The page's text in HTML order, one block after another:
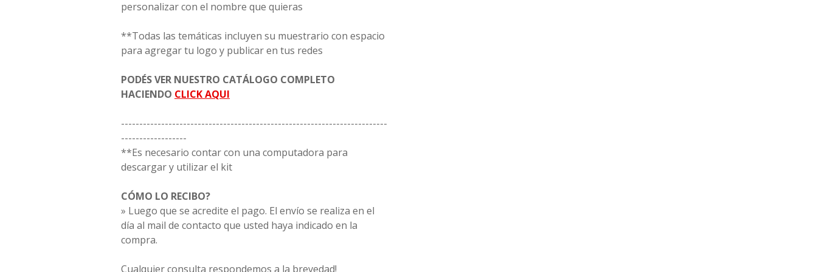
personalizar con el nombre que quieras
**Todas las temáticas incluyen su muestrario con espacio
para agregar tu logo y publicar en tus redes
PODÉS VER NUESTRO CATÁLOGO COMPLETO
HACIENDO CLICK AQUI
-------------------------------------------------------------------------
------------------
**Es necesario contar con una computadora para
descargar y utilizar el kit
CÓMO LO RECIBO?
» Luego que se acredite el pago. El envío se realiza en el
día al mail de contacto que usted haya indicado en la
compra.
Cualquier consulta respondemos a la brevedad!